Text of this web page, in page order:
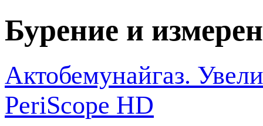
Бурение и
Актобемунайгаз.
PeriScope HD